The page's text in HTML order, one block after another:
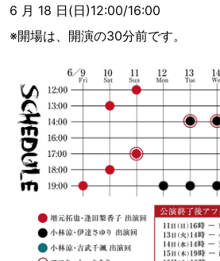
6 月 18 日(日)12:00/16:00
※開場は、開演の30分前です。